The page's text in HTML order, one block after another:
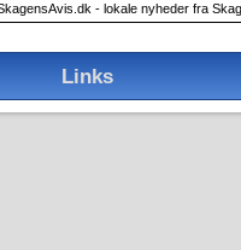
- lokale nyheder fra
Links